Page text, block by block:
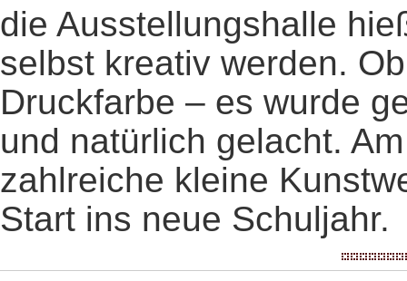
die Ausstellungshalle
selbst kreativ werden.
Druckfarbe – es wurde
und natürlich gelacht.
zahlreiche kleine
Start ins neue Schuljahr.